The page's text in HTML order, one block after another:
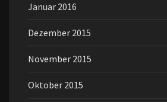
Januar 2016
Dezember 2015
November 2015
Oktober 2015